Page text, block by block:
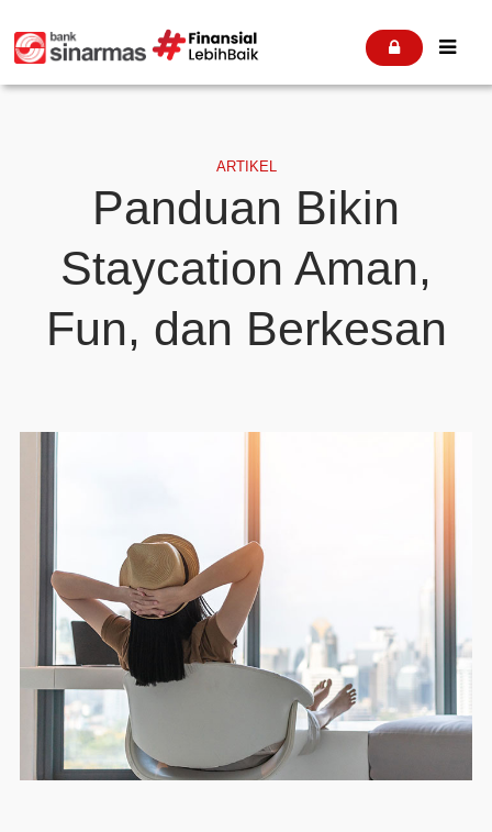
 
ARTIKEL
Panduan Bikin
Staycation Aman,
Fun, dan Berkesan